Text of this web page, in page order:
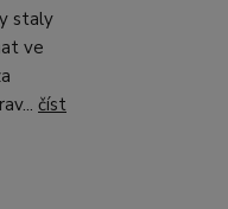
staly
ve
číst